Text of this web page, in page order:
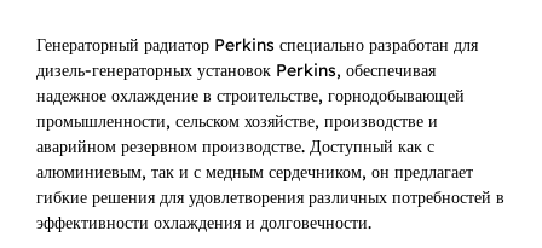
Генераторный радиатор Perkins специально разработан для
дизель-генераторных установок Perkins, обеспечивая
надежное охлаждение в строительстве, горнодобывающей
промышленности, сельском хозяйстве, производстве и
аварийном резервном производстве. Доступный как с
алюминиевым, так и с медным сердечником, он предлагает
гибкие решения для удовлетворения различных потребностей в
эффективности охлаждения и долговечности.